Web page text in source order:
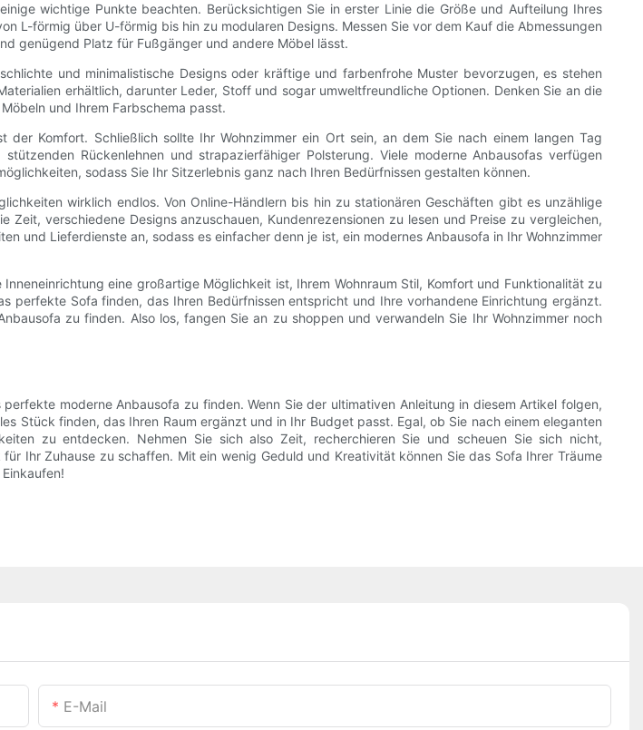
wichtige Punkte beachten. Berücksichtigen Sie in erster Linie die Größe und Aufteilung Ihres
L-förmig über U-förmig bis hin zu modularen Designs. Messen Sie vor dem Kauf die Abmessungen
genügend Platz für Fußgänger und andere Möbel lässt.
und minimalistische Designs oder kräftige und farbenfrohe Muster bevorzugen, es stehen
erhältlich, darunter Leder, Stoff und sogar umweltfreundliche Optionen. Denken Sie an die
und Ihrem Farbschema passt.
Komfort. Schließlich sollte Ihr Wohnzimmer ein Ort sein, an dem Sie nach einem langen Tag
Rückenlehnen und strapazierfähiger Polsterung. Viele moderne Anbausofas verfügen
sodass Sie Ihr Sitzerlebnis ganz nach Ihren Bedürfnissen gestalten können.
wirklich endlos. Von Online-Händlern bis hin zu stationären Geschäften gibt es unzählige
verschiedene Designs anzuschauen, Kundenrezensionen zu lesen und Preise zu vergleichen,
und Lieferdienste an, sodass es einfacher denn je ist, ein modernes Anbausofa in Ihr Wohnzimmer
eine großartige Möglichkeit ist, Ihrem Wohnraum Stil, Komfort und Funktionalität zu
perfekte Sofa finden, das Ihren Bedürfnissen entspricht und Ihre vorhandene Einrichtung ergänzt.
zu finden. Also los, fangen Sie an zu shoppen und verwandeln Sie Ihr Wohnzimmer noch
moderne Anbausofa zu finden. Wenn Sie der ultimativen Anleitung in diesem Artikel folgen,
Stück finden, das Ihren Raum ergänzt und in Ihr Budget passt. Egal, ob Sie nach einem eleganten
zu entdecken. Nehmen Sie sich also Zeit, recherchieren Sie und scheuen Sie sich nicht,
Ihr Zuhause zu schaffen. Mit ein wenig Geduld und Kreativität können Sie das Sofa Ihrer Träume
E-Mail